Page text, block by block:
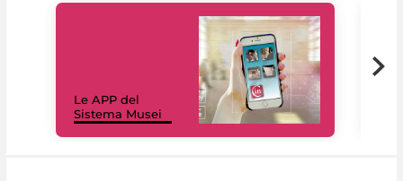
Le APP del
Sistema Musei